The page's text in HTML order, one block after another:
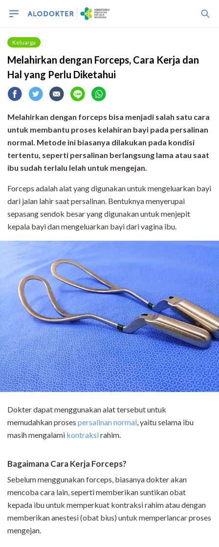
Keluarga
Melahirkan dengan Forceps, Cara Kerja dan
Hal yang Perlu Diketahui
Melahirkan dengan forceps bisa menjadi salah satu cara
untuk membantu proses kelahiran bayi pada persalinan
normal. Metode ini biasanya dilakukan pada kondisi
tertentu, seperti persalinan berlangsung lama atau saat
ibu sudah terlalu lelah untuk mengejan.
Forceps adalah alat yang digunakan untuk mengeluarkan bayi
dari jalan lahir saat persalinan. Bentuknya menyerupai
sepasang sendok besar yang digunakan untuk menjepit
kepala bayi dan mengeluarkan bayi dari vagina ibu.
Dokter dapat menggunakan alat tersebut untuk
memudahkan proses persalinan normal, yaitu selama ibu
masih mengalami kontraksirahim.
Bagaimana Cara Kerja Forceps?
Sebelum menggunakan forceps, biasanya dokter akan
mencoba cara lain, seperti memberikan suntikan obat
kepada ibu untuk memperkuat kontraksi rahim atau dengan
memberikan anestesi (obat bius) untuk memperlancar proses
mengejan.